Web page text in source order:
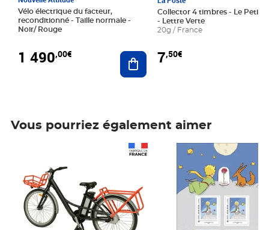
Vélo électrique du facteur,
reconditionné - Taille normale -
Noir/ Rouge
1 490,00€ Ajouter au panier
Collector 4 timbres - Le Petit
- Lettre Verte
20g / France
7,50€
Vous pourriez également aimer
Prix 7,50€